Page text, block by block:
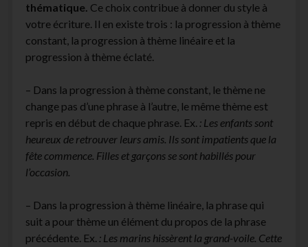
thématique. Ce choix contribue à donner du style à
votre écriture. Il en existe trois : la progression à thème
constant, la progression à thème linéaire et la
progression à thème éclaté.
– Dans la progression à thème constant, le thème ne
change pas d’une phrase à l’autre, le même thème est
repris en début de chaque phrase. Ex. : Les enfants sont
heureux de retrouver leurs amis. Ils sont impatients que la
fête commence. Filles et garçons se sont habillés pour
l’occasion.
– Dans la progression à thème linéaire, la phrase qui
suit a pour thème un élément du propos de la phrase
précédente. Ex. : Les marins hissèrent la grand-voile. Cette